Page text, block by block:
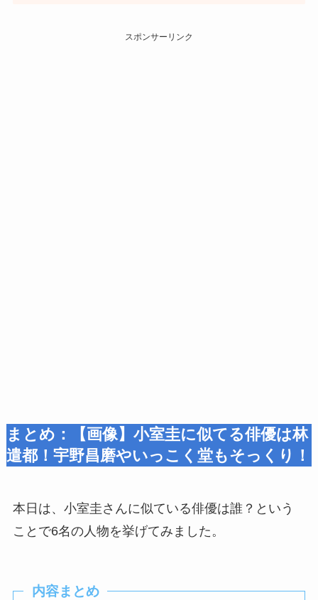
スポンサーリンク
まとめ：【画像】小室圭に似てる俳優は林
遣都！宇野昌磨やいっこく堂もそっくり！
本日は、小室圭さんに似ている俳優は誰？という
ことで6名の人物を挙げてみました。
内容まとめ